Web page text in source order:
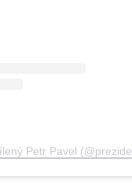
Petr Pavel